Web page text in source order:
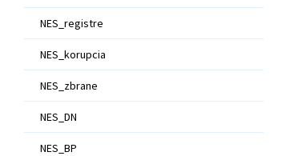
NES_registre
NES_korupcia
NES_zbrane
NES_DN
NES_BP